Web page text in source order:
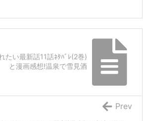
たい最新話11話ﾈﾀﾊﾞﾚ(2巻)
と漫画感想!温泉で雪見酒
Prev